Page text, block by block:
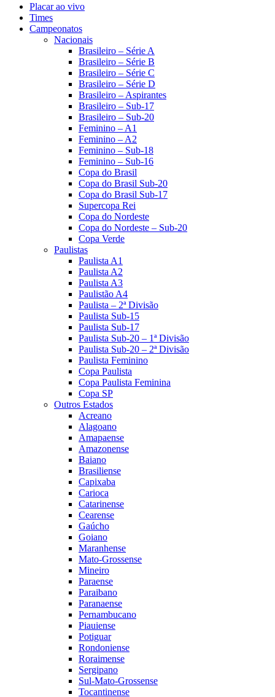
Placar ao vivo
Times
Campeonatos
Nacionais
Brasileiro – Série A
Brasileiro – Série B
Brasileiro – Série C
Brasileiro – Série D
Brasileiro – Aspirantes
Brasileiro – Sub-17
Brasileiro – Sub-20
Feminino – A1
Feminino – A2
Feminino – Sub-18
Feminino – Sub-16
Copa do Brasil
Copa do Brasil Sub-20
Copa do Brasil Sub-17
Supercopa Rei
Copa do Nordeste
Copa do Nordeste – Sub-20
Copa Verde
Paulistas
Paulista A1
Paulista A2
Paulista A3
Paulistão A4
Paulista – 2ª Divisão
Paulista Sub-15
Paulista Sub-17
Paulista Sub-20 – 1ª Divisão
Paulista Sub-20 – 2ª Divisão
Paulista Feminino
Copa Paulista
Copa Paulista Feminina
Copa SP
Outros Estados
Acreano
Alagoano
Amapaense
Amazonense
Baiano
Brasiliense
Capixaba
Carioca
Catarinense
Cearense
Gaúcho
Goiano
Maranhense
Mato-Grossense
Mineiro
Paraense
Paraibano
Paranaense
Pernambucano
Piauiense
Potiguar
Rondoniense
Roraimense
Sergipano
Sul-Mato-Grossense
Tocantinense